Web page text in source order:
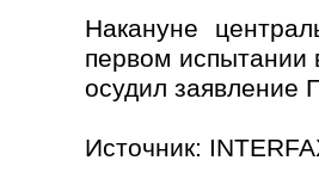
Накануне
первом
осудил заявление
Источник: